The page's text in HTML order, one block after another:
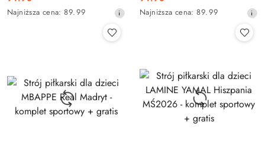
Cena
promocyjna:
Najniższa
obniżką
Najniższa cena: 89.99
Cena
promocyjna:
Najniższa
obniżką
Najniższa cena: 89.99